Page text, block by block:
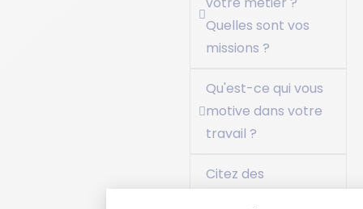
Quelles sont vos
missions ?
Qu'est-ce qui vous
motive dans votre
travail ?
Citez des